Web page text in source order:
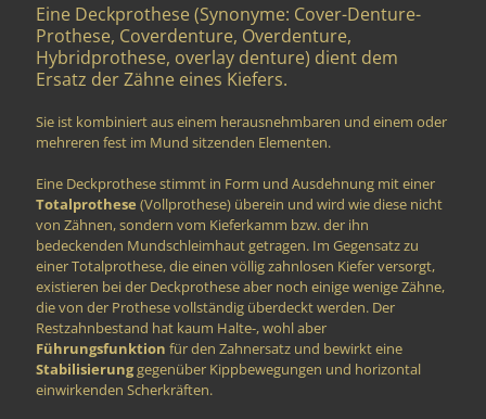
Eine Deckprothese (Synonyme: Cover-Denture-
Prothese, Coverdenture, Overdenture,
Hybridprothese, overlay denture) dient dem
Ersatz der Zähne eines Kiefers.
Sie ist kombiniert aus einem herausnehmbaren und einem oder
mehreren fest im Mund sitzenden Elementen.
Eine Deckprothese stimmt in Form und Ausdehnung mit einer
Totalprothese (Vollprothese) überein und wird wie diese nicht
von Zähnen, sondern vom Kieferkamm bzw. der ihn
bedeckenden Mundschleimhaut getragen. Im Gegensatz zu
einer Totalprothese, die einen völlig zahnlosen Kiefer versorgt,
existieren bei der Deckprothese aber noch einige wenige Zähne,
die von der Prothese vollständig überdeckt werden. Der
Restzahnbestand hat kaum Halte-, wohl aber
Führungsfunktion für den Zahnersatz und bewirkt eine
Stabilisierunggegenüber Kippbewegungen und horizontal
einwirkenden Scherkräften.